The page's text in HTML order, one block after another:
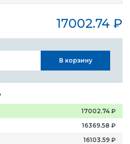
17002.74 ₽
В корзину
17002.74 ₽
16369.58 ₽
16103.59 ₽